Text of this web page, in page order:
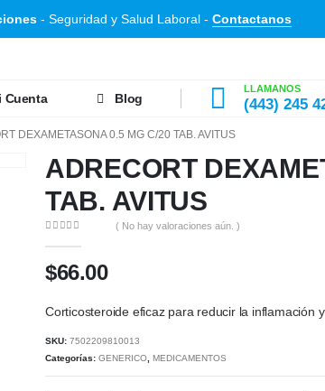
- Seguridad y Salud Laboral - Contactanos
Cuenta Blog
LLAMANOS
(443) 245
DEXAMETASONA 0.5 MG C/20 TAB. AVITUS
ADRECORT
TAB. AVITUS
( No hay valoraciones aún. )
$66.00
Corticosteroide eficaz para reducir la inflamación
SKU: 7502209810013
Categorías: GENERICO MEDICAMENTOS